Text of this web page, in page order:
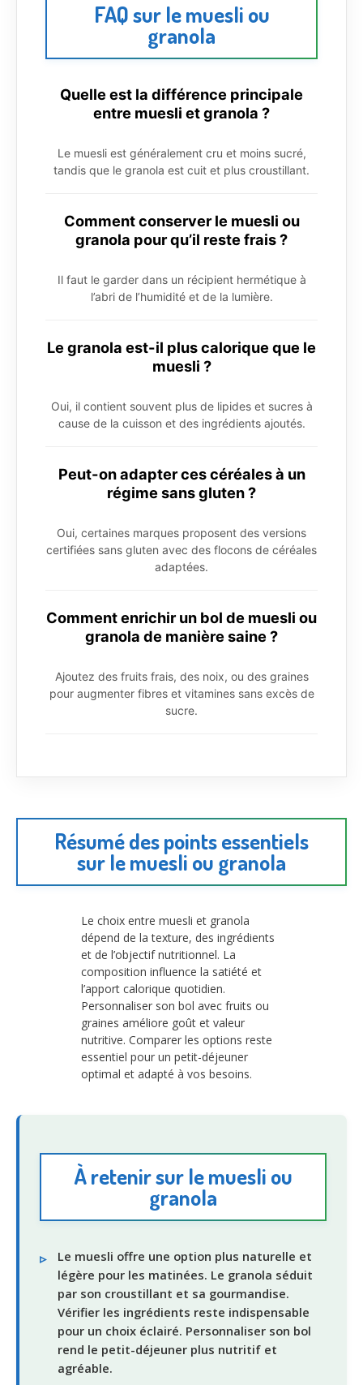
FAQ sur le muesli ou
granola
Quelle est la différence principale
entre muesli et granola ?
Le muesli est généralement cru et moins sucré,
tandis que le granola est cuit et plus croustillant.
Comment conserver le muesli ou
granola pour qu’il reste frais ?
Il faut le garder dans un récipient hermétique à
l’abri de l’humidité et de la lumière.
Le granola est-il plus calorique que le
muesli ?
Oui, il contient souvent plus de lipides et sucres à
cause de la cuisson et des ingrédients ajoutés.
Peut-on adapter ces céréales à un
régime sans gluten ?
Oui, certaines marques proposent des versions
certifiées sans gluten avec des flocons de céréales
adaptées.
Comment enrichir un bol de muesli ou
granola de manière saine ?
Ajoutez des fruits frais, des noix, ou des graines
pour augmenter fibres et vitamines sans excès de
sucre.
Résumé des points essentiels
sur le muesli ou granola
Le choix entre muesli et granola
dépend de la texture, des ingrédients
et de l’objectif nutritionnel. La
composition influence la satiété et
l’apport calorique quotidien.
Personnaliser son bol avec fruits ou
graines améliore goût et valeur
nutritive. Comparer les options reste
essentiel pour un petit-déjeuner
optimal et adapté à vos besoins.
À retenir sur le muesli ou
granola
Le muesli offre une option plus naturelle et
légère pour les matinées. Le granola séduit
par son croustillant et sa gourmandise.
Vérifier les ingrédients reste indispensable
pour un choix éclairé. Personnaliser son bol
rend le petit-déjeuner plus nutritif et
agréable.